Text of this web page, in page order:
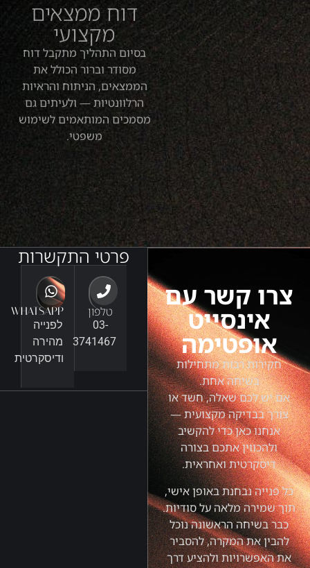
דוח ממצאים
מקצועי
בסיום התהליך מתקבל דוח
מסודר וברור הכולל את
הממצאים, הניתוח והראיות
הרלוונטיות — ולעיתים גם
מסמכים המותאמים לשימוש
משפטי.
צרו קשר עם
אינסייט
אופטימה
חקירות רבות מתחילות
בשיחה אחת.
אם יש לכם שאלה, חשד או
צורך בבדיקה מקצועית —
אנחנו כאן כדי להקשיב
ולהכווין אתכם בצורה
דיסקרטית ואחראית.
כל פנייה נבחנת באופן אישי,
תוך שמירה מלאה על סודיות.
כבר בשיחה הראשונה נוכל
להבין את המקרה, להסביר
את האפשרויות ולהציע דרך
פרטי התקשרות
טלפון
03-
3741467
WHATSAPP
לפנייה
מהירה
ודיסקרטית